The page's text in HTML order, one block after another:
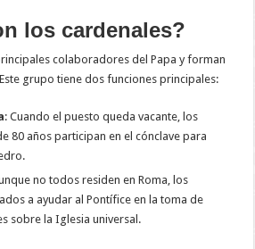
los cardenales?
colaboradores del Papa y forman
grupo tiene dos funciones principales:
: Cuando el puesto queda vacante, los
80 años participan en el cónclave para
no todos residen en Roma, los
a ayudar al Pontífice en la toma de
sobre la Iglesia universal.